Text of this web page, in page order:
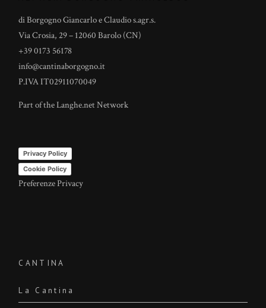
di Borgogno Giancarlo e Claudio s.agr.s.
Via Crosia, 29 – 12060 Barolo (CN)
+39 0173 56178
info@cantinaborgogno.it
P.IVA IT02911070049
Part of theLanghe.netNetwork
Privacy Policy
Cookie Policy
Preferenze Privacy
CANTINA
La Cantina